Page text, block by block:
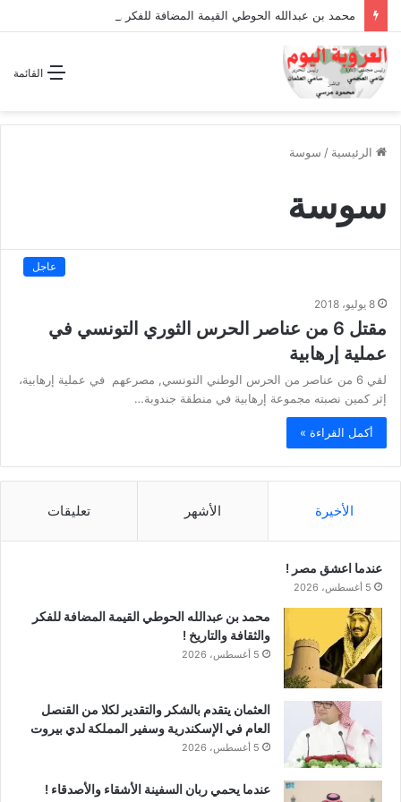
محمد بن عبدالله الحوطي القيمة المضافة للفكر والثقافة والتاريخ !
القائمة
الرئيسية / سوسة
سوسة
عاجل
8 يوليو، 2018
مقتل 6 من عناصر الحرس الثوري التونسي في
عملية إرهابية
لقي 6 من عناصر من الحرس الوطني التونسي, مصرعهم في عملية إرهابية،
إثر كمين نصبته مجموعة إرهابية في منطقة جندوبة…
أكمل القراءة »
الأخيرة الأشهر تعليقات
عندما اعشق مصر !
5 أغسطس، 2026
محمد بن عبدالله الحوطي القيمة المضافة للفكر
والثقافة والتاريخ !
5 أغسطس، 2026
العثمان يتقدم بالشكر والتقدير لكلا من القنصل
العام في الإسكندرية وسفير المملكة لدي بيروت
5 أغسطس، 2026
عندما يحمي ربان السفينة الأشقاء والأصدقاء !